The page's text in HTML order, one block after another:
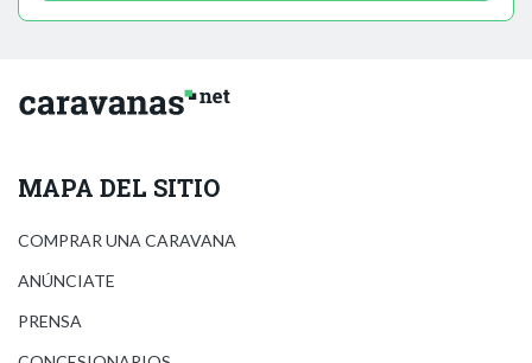
MAPA DEL SITIO
COMPRAR UNA CARAVANA
ANÚNCIATE
PRENSA